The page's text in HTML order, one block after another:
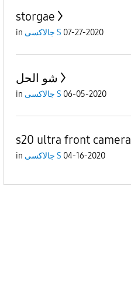
storgae
in جالاكسى S 07-27-2020
شو الحل
in جالاكسى S 06-05-2020
s20 ultra front camera
in جالاكسى S 04-16-2020